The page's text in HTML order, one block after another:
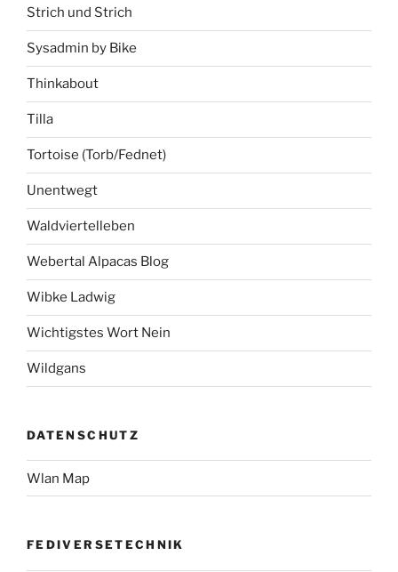
Strich und Strich
Sysadmin by Bike
Thinkabout
Tilla
Tortoise (Torb/Fednet)
Unentwegt
Waldviertelleben
Webertal Alpacas Blog
Wibke Ladwig
Wichtigstes Wort Nein
Wildgans
DATENSCHUTZ
Wlan Map
FEDIVERSETECHNIK